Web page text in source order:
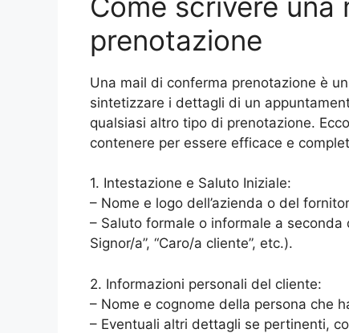
prenotazione
Una mail di conferma prenotazione è
sintetizzare i dettagli di un
qualsiasi altro tipo di prenotazione.
contenere per essere efficace e
1. Intestazione e Saluto Iniziale:
– Nome e logo dell’azienda o del
– Saluto formale o informale a seconda
Signor/a”, “Caro/a cliente”, etc.).
2. Informazioni personali del cliente:
– Nome e cognome della persona che
– Eventuali altri dettagli se pertinenti,